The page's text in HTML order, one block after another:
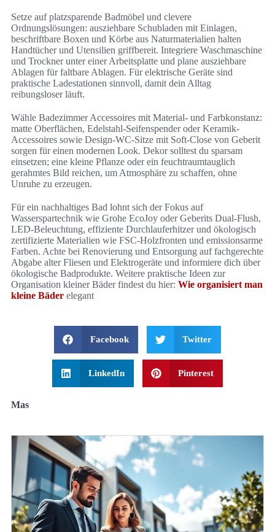
Setze auf platzsparende Badmöbel und clevere
Ordnungslösungen: ausziehbare Schubladen mit Einlagen,
beschriftbare Boxen und Körbe aus Naturmaterialien halten
Handtücher und Utensilien griffbereit. Integriere Waschmaschine
und Trockner unter einer Arbeitsplatte und plane ausziehbare
Ablagen für faltbare Ablagen. Für elektrische Geräte sind
praktische Ladestationen sinnvoll, damit dein Alltag
reibungsloser läuft.
Wähle Badezimmer Accessoires mit Material- und Farbkonstanz:
matte Oberflächen, Edelstahl-Seifenspender oder Keramik-
Accessoires sowie Design-WC-Sitze mit Soft-Close von Geberit
sorgen für einen modernen Look. Dekor solltest du sparsam
einsetzen; eine kleine Pflanze oder ein feuchtraumtauglich
gerahmtes Bild reichen, um Atmosphäre zu schaffen, ohne
Unruhe zu erzeugen.
Für ein nachhaltiges Bad lohnt sich der Fokus auf
Wasserspartechnik wie Grohe EcoJoy oder Geberits Dual-Flush,
LED-Beleuchtung, effiziente Durchlauferhitzer und ökologisch
zertifizierte Materialien wie FSC-Holzfronten und emissionsarme
Farben. Achte bei Renovierung und Entsorgung auf fachgerechte
Abgabe alter Fliesen und Elektrogeräte und informiere dich über
ökologische Badprodukte. Weitere praktische Ideen zur
Organisation kleiner Bäder findest du hier: Wie organisiert man
kleine Bäder elegant
Facebook Twitter
LinkedIn Pinterest
Mas